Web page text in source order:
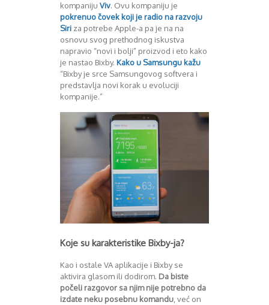
Septembar 2016
Oktobar 2016
Novembar 2016
Decembar 2016
Januar 2017
Maj 2018
Juni 2018
August 2018
Oktobar 2018
Novembar 2018
kompaniju Viv. Ovu kompaniju je
pokrenuo čovek koji je radio na razvoju
Siri za potrebe Apple-a pa je na na
osnovu svog prethodnog iskustva
napravio “novi i bolji” proizvod i eto kako
je nastao Bixby. Kako u Samsungu kažu
“Bixby je srce Samsungovog softvera i
predstavlja novi korak u evoluciji
kompanije.”
Koje su karakteristike Bixby-ja?
Kao i ostale VA aplikacije i Bixby se
aktivira glasom ili dodirom. Da biste
počeli razgovor sa njim nije potrebno da
izdate neku posebnu komandu , već on